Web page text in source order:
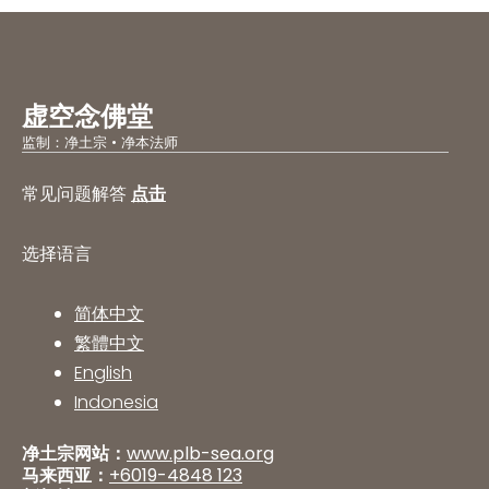
虚空念佛堂
监制：净土宗 • 净本法师
常见问题解答 点击
选择语言
简体中文
繁體中文
English
Indonesia
净土宗网站： www.plb-sea.org
马来西亚： +6019-4848 123